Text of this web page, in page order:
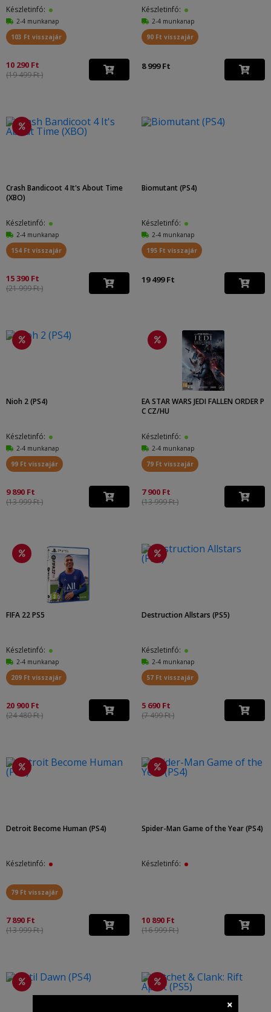
Készletinfó:
2-4 munkanap
103 Ft visszajár
10 290 Ft
(19 499 Ft )
Készletinfó:
2-4 munkanap
90 Ft visszajár
8 999 Ft
Crash Bandicoot 4 It's About Time
(XBO)
Készletinfó:
2-4 munkanap
154 Ft visszajár
15 390 Ft
(21 999 Ft )
Biomutant (PS4)
Készletinfó:
2-4 munkanap
195 Ft visszajár
19 499 Ft
Nioh 2 (PS4)
Készletinfó:
2-4 munkanap
99 Ft visszajár
9 890 Ft
(13 999 Ft )
EA STAR WARS JEDI FALLEN ORDER P
C CZ/HU
Készletinfó:
2-4 munkanap
79 Ft visszajár
7 900 Ft
(13 999 Ft )
FIFA 22 PS5
Készletinfó:
2-4 munkanap
209 Ft visszajár
20 900 Ft
(24 480 Ft )
Destruction Allstars (PS5)
Készletinfó:
2-4 munkanap
57 Ft visszajár
5 690 Ft
(7 499 Ft )
Detroit Become Human (PS4)
Készletinfó:
79 Ft visszajár
7 890 Ft
(13 999 Ft )
Spider-Man Game of the Year (PS4)
Készletinfó:
10 890 Ft
(16 999 Ft )